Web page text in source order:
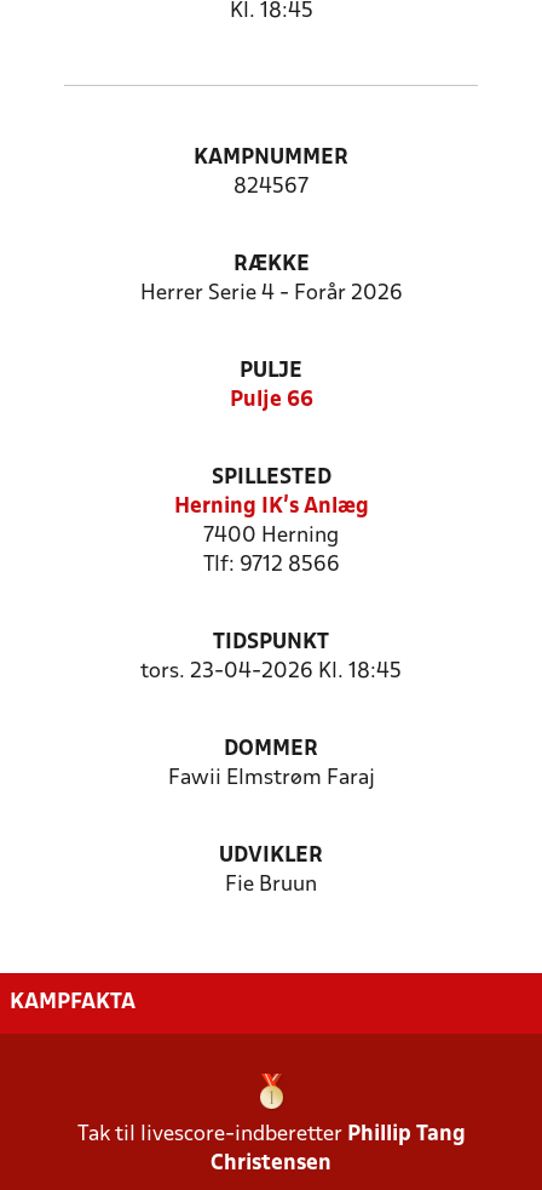
Kl. 18:45
KAMPNUMMER
824567
RÆKKE
Herrer Serie 4 - Forår 2026
PULJE
Pulje 66
SPILLESTED
Herning IK's Anlæg
7400 Herning
Tlf: 9712 8566
TIDSPUNKT
tors. 23-04-2026 Kl. 18:45
DOMMER
Fawii Elmstrøm Faraj
UDVIKLER
Fie Bruun
KAMPFAKTA
Tak til livescore-indberetter Phillip Tang
Christensen